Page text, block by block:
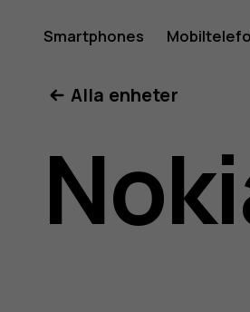
för
Nokia
Smartphones
Alla enheter